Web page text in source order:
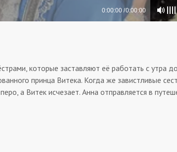
которые заставляют её работать с утра
принца Витека. Когда же завистливые
а Витек исчезает. Анна отправляется в